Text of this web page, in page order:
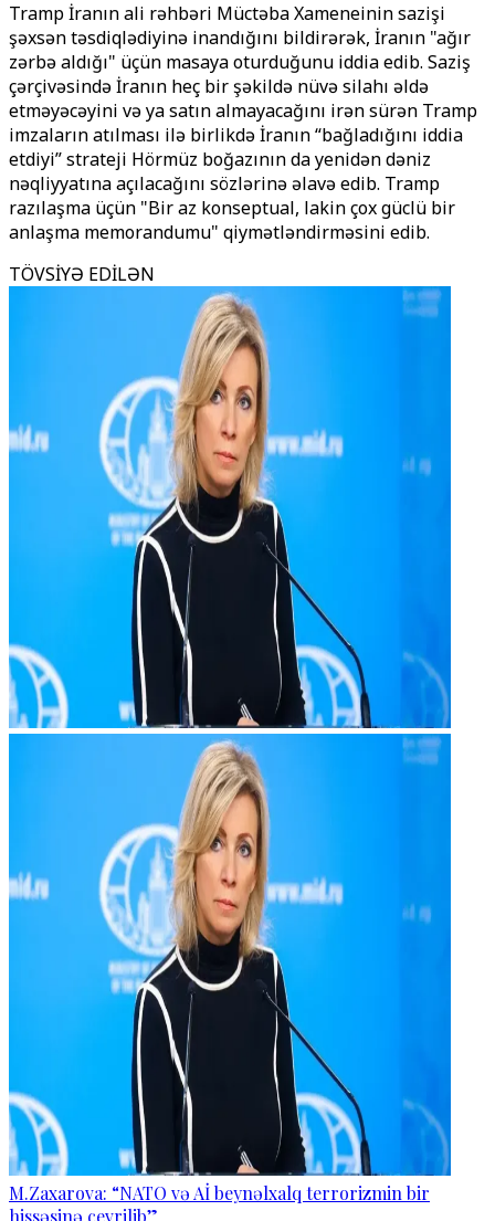
Tramp İranın ali rəhbəri Müctəba Xameneinin sazişi
şəxsən təsdiqlədiyinə inandığını bildirərək, İranın "ağır
zərbə aldığı" üçün masaya oturduğunu iddia edib. Saziş
çərçivəsində İranın heç bir şəkildə nüvə silahı əldə
etməyəcəyini və ya satın almayacağını irən sürən Tramp
imzaların atılması ilə birlikdə İranın “bağladığını iddia
etdiyi” strateji Hörmüz boğazının da yenidən dəniz
nəqliyyatına açılacağını sözlərinə əlavə edib. Tramp
razılaşma üçün "Bir az konseptual, lakin çox güclü bir
anlaşma memorandumu" qiymətləndirməsini edib.
TÖVSİYƏ EDİLƏN
M.Zaxarova: “NATO və Aİ beynəlxalq terrorizmin bir
hissəsinə çevrilib”